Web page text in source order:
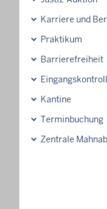
Karriere und
Praktikum
Barrierefreiheit
Kantine
Terminbuchung
Zentrale